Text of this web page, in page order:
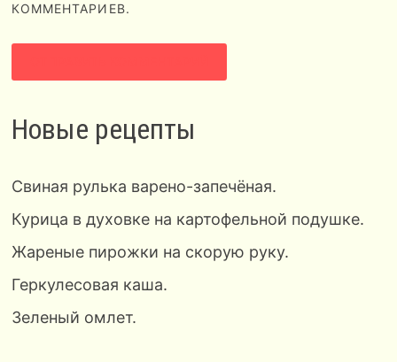
КОММЕНТАРИЕВ.
Новые рецепты
Свиная рулька варено-запечёная.
Курица в духовке на картофельной подушке.
Жареные пирожки на скорую руку.
Геркулесовая каша.
Зеленый омлет.